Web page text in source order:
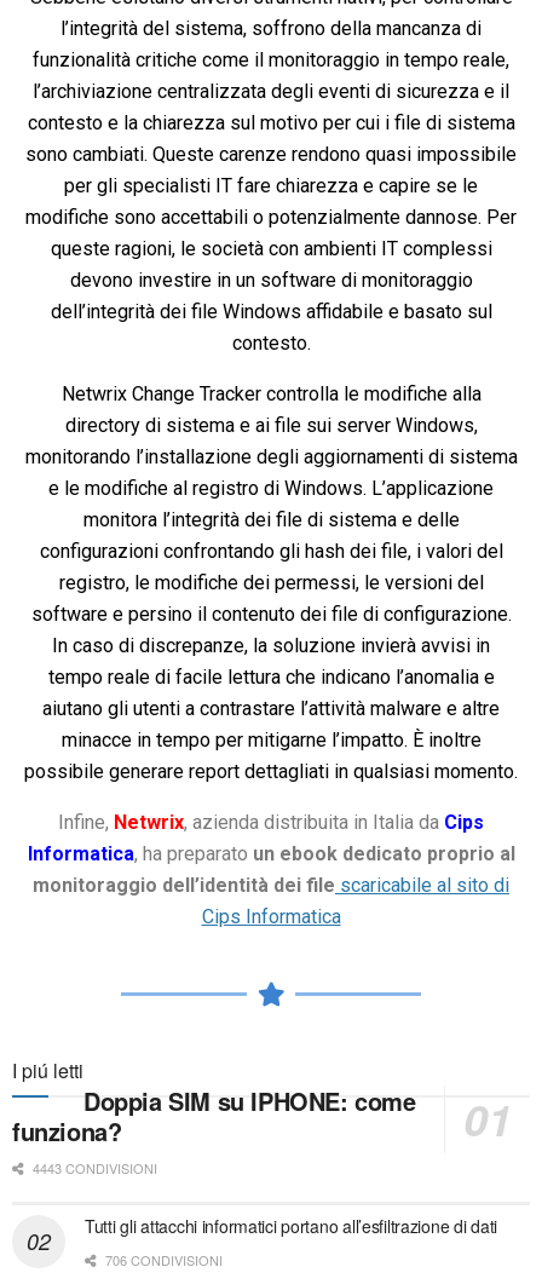
l’integrità del sistema, soffrono della mancanza di
funzionalità critiche come il monitoraggio in tempo reale,
l’archiviazione centralizzata degli eventi di sicurezza e il
contesto e la chiarezza sul motivo per cui i file di sistema
sono cambiati. Queste carenze rendono quasi impossibile
per gli specialisti IT fare chiarezza e capire se le
modifiche sono accettabili o potenzialmente dannose. Per
queste ragioni, le società con ambienti IT complessi
devono investire in un software di monitoraggio
dell’integrità dei file Windows affidabile e basato sul
contesto.
Netwrix Change Tracker controlla le modifiche alla
directory di sistema e ai file sui server Windows,
monitorando l’installazione degli aggiornamenti di sistema
e le modifiche al registro di Windows. L’applicazione
monitora l’integrità dei file di sistema e delle
configurazioni confrontando gli hash dei file, i valori del
registro, le modifiche dei permessi, le versioni del
software e persino il contenuto dei file di configurazione.
In caso di discrepanze, la soluzione invierà avvisi in
tempo reale di facile lettura che indicano l’anomalia e
aiutano gli utenti a contrastare l’attività malware e altre
minacce in tempo per mitigarne l’impatto. È inoltre
possibile generare report dettagliati in qualsiasi momento.
Infine, Netwrix, azienda distribuita in Italia da Cips
Informatica, ha preparato un ebook dedicato proprio al
monitoraggio dell’identità dei file scaricabile al sito di
Cips Informatica
I piú letti
Doppia SIM su IPHONE: come
funziona?
4443 CONDIVISIONI
Tutti gli attacchi informatici portano all’esfiltrazione di dati
706 CONDIVISIONI